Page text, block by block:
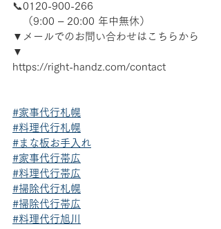
📞0120-900-266
（9:00 – 20:00 年中無休）
▼メールでのお問い合わせはこちらから
▼
https://right-handz.com/contact
#家事代行札幌
#料理代行札幌
#まな板お手入れ
#家事代行帯広
#料理代行帯広
#掃除代行札幌
#掃除代行帯広
#料理代行旭川